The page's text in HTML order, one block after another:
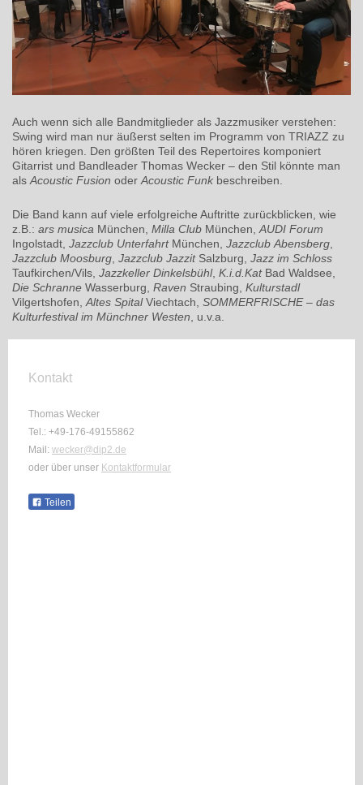
Auch wenn sich alle Bandmitglieder als Jazzmusiker verstehen:
Swing wird man nur äußerst selten im Programm von TRIAZZ zu
hören kriegen. Den größten Teil des Repertoires komponiert
Gitarrist und Bandleader Thomas Wecker – den Stil könnte man
als Acoustic Fusion oder Acoustic Funk beschreiben.
Die Band kann auf viele erfolgreiche Auftritte zurückblicken, wie
z.B.: ars musica München, Milla Club München, AUDI Forum
Ingolstadt, Jazzclub UnterfahrtMünchen, Jazzclub Abensberg
Jazzclub Moosburg Jazzclub JazzitSalzburg, Jazz im Schloss
Taufkirchen/Vils, Jazzkeller Dinkelsbühl, K.i.d.KatBad Waldsee,
Die Schranne Wasserburg, Raven Straubing, Kulturstadl
Vilgertshofen, Altes SpitalViechtach, SOMMERFRISCHE – das
Kulturfestival im Münchner Westen
u.v.a.
Kontakt
Thomas Wecker
Tel.: +49-176-49155862
Mail: wecker@dip2.de
oder über unser Kontaktformular
Teilen